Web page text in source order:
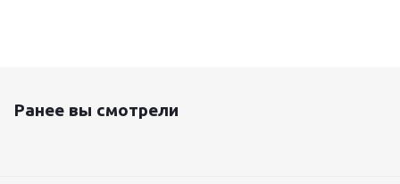
Ранее вы смотрели